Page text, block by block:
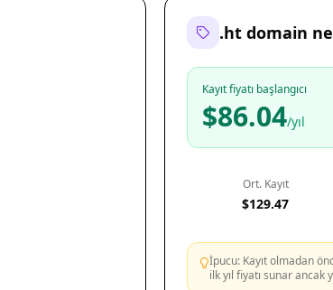
.ht domain
Kayıt fiyatı başlangıcı
$86.04/yıl
Ort. Kayıt
$129.47
İpucu: Kayıt olmadan
ilk yıl fiyatı sunar